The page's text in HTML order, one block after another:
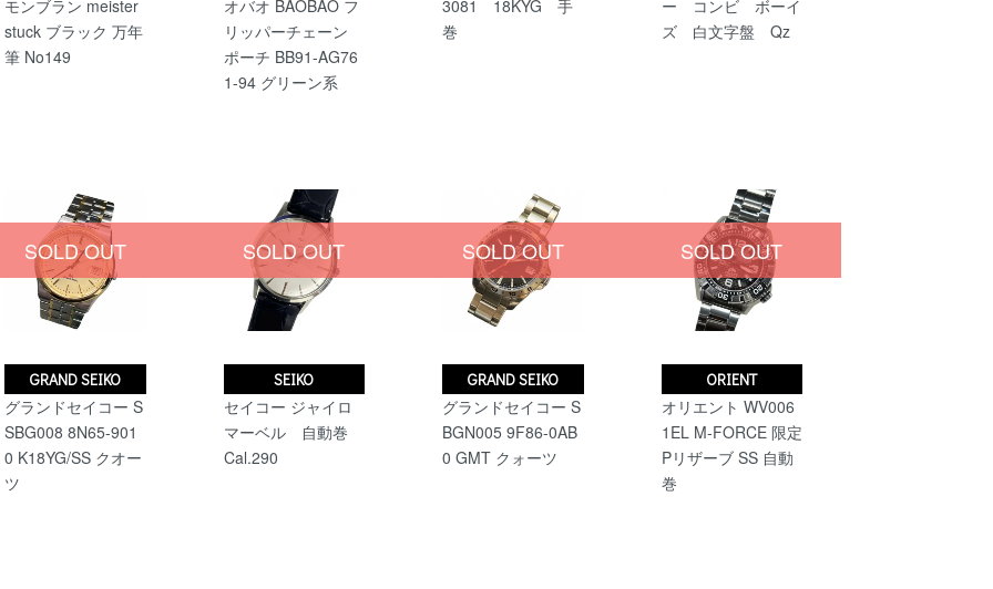
モンブラン meister
stuck ブラック 万年
筆 No149
オバオ BAOBAO フ
リッパーチェーン
ポーチ BB91-AG76
1-94 グリーン系
3081 18KYG 手
巻
ー コンビ ボーイ
ズ 白文字盤 Qz
GRAND SEIKO
グランドセイコー S
SBG008 8N65-901
0 K18YG/SS クオー
ツ
SOLD OUT
SEIKO
セイコー ジャイロ
マーベル 自動巻
Cal.290
SOLD OUT
GRAND SEIKO
グランドセイコー S
BGN005 9F86-0AB
0 GMT クォーツ
SOLD OUT
ORIENT
オリエント WV006
1EL M-FORCE 限定
Pリザーブ SS 自動
巻
SOLD OUT